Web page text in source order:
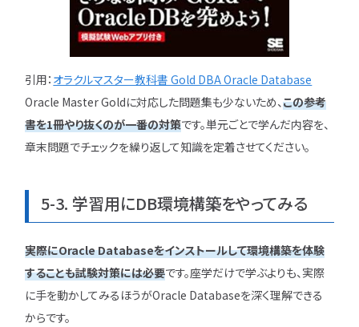
引用： オラクルマスター教科書 Gold DBA Oracle Database
Oracle Master Goldに対応した問題集も少ないため、この参考
書を1冊やり抜くのが一番の対策です。単元ごとで学んだ内容を、
章末問題でチェックを繰り返して知識を定着させてください。
5-3. 学習用にDB環境構築をやってみる
実際にOracle Databaseをインストールして環境構築を体験
することも試験対策には必要です。座学だけで学ぶよりも、実際
に手を動かしてみるほうがOracle Databaseを深く理解できる
からです。